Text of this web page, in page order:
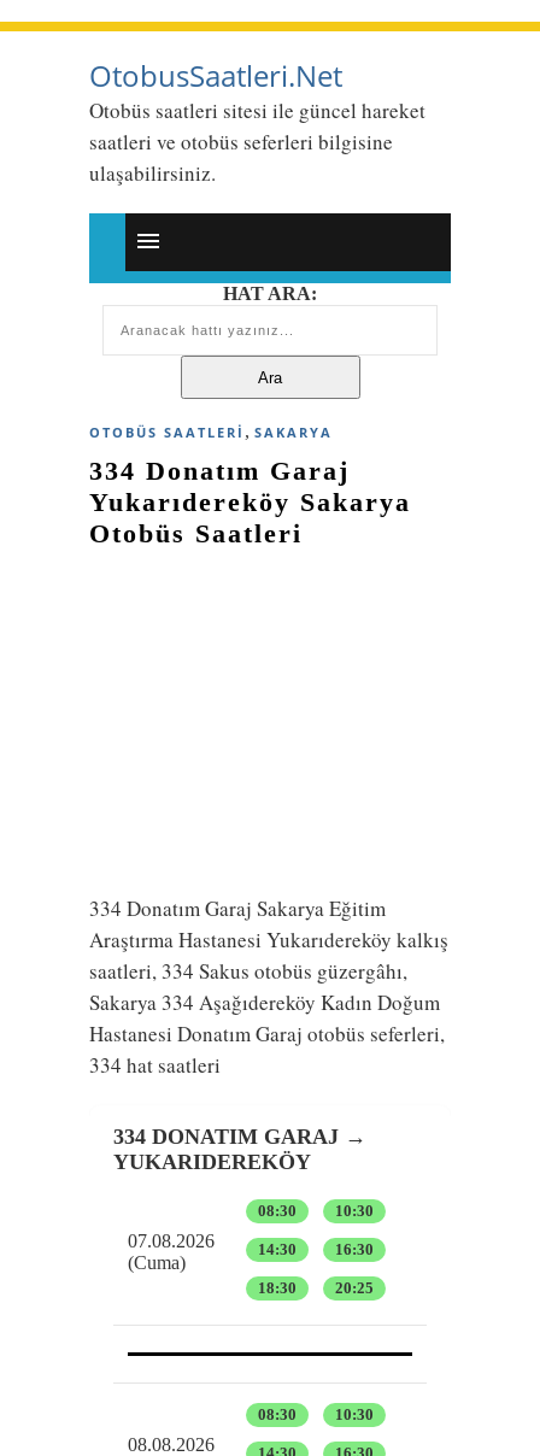
OtobusSaatleri.Net
Otobüs saatleri sitesi ile güncel hareket
saatleri ve otobüs seferleri bilgisine
ulaşabilirsiniz.
HAT ARA:
OTOBÜS SAATLERI , SAKARYA
334 Donatım Garaj
Yukarıdereköy Sakarya
Otobüs Saatleri
334 Donatım Garaj Sakarya Eğitim
Araştırma Hastanesi Yukarıdereköy kalkış
saatleri, 334 Sakus otobüs güzergâhı,
Sakarya 334 Aşağıdereköy Kadın Doğum
Hastanesi Donatım Garaj otobüs seferleri,
334 hat saatleri
334 DONATIM GARAJ →
YUKARIDEREKÖY
07.08.2026
(Cuma)
08:30 10:30
14:30 16:30
18:30 20:25
08.08.2026
08:30 10:30